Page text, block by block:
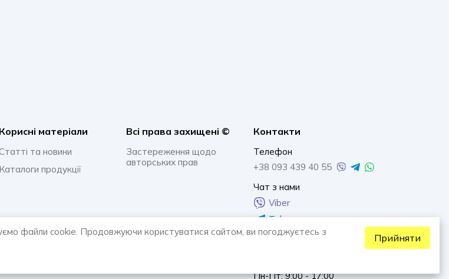
Корисні матеріали
та новини
Каталоги продукції
Всi права захищенi ©
Застереження щодо
авторських прав
Контакти
Телефон
+38 093 439 40 55
Чат з нами
Viber
Telegram
Whatsapp
Пн-Пт: 9:00 - 17:00
файли cookie. Продовжуючи користуватися сайтом, ви погоджуєтесь з
Прийняти